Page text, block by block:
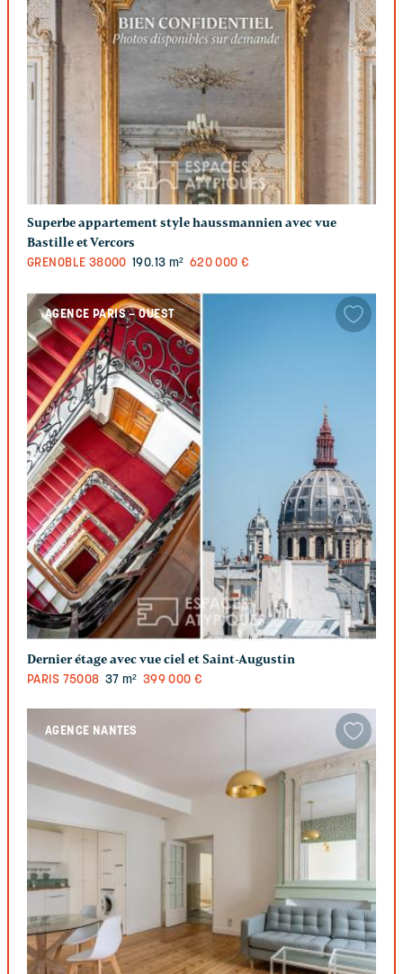
Superbe appartement style haussmannien avec vue
Bastille et Vercors
GRENOBLE 38000 190.13 m² 620 000 €
AGENCE PARIS – OUEST
Dernier étage avec vue ciel et Saint-Augustin
PARIS 75008 37 m² 399 000 €
AGENCE NANTES